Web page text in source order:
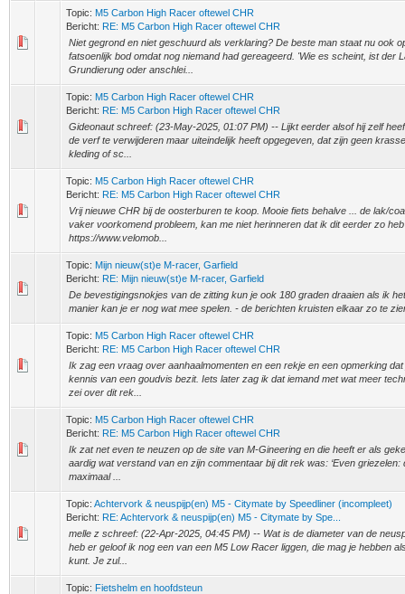
Topic: M5 Carbon High Racer oftewel CHR
Bericht: RE: M5 Carbon High Racer oftewel CHR
Niet gegrond en niet geschuurd als verklaring? De beste man staat nu ook
fatsoenlijk bod omdat nog niemand had gereageerd. 'Wie es scheint, ist der
Grundierung oder anschlei...
Topic: M5 Carbon High Racer oftewel CHR
Bericht: RE: M5 Carbon High Racer oftewel CHR
Gideonaut schreef: (23-May-2025, 01:07 PM) -- Lijkt eerder alsof hij zelf
de verf te verwijderen maar uiteindelijk heeft opgegeven, dat zijn geen
kleding of sc...
Topic: M5 Carbon High Racer oftewel CHR
Bericht: RE: M5 Carbon High Racer oftewel CHR
Vrij nieuwe CHR bij de oosterburen te koop. Mooie fiets behalve ... de lak/
vaker voorkomend probleem, kan me niet herinneren dat ik dit eerder zo
https://www.velomob...
Topic: Mijn nieuw(st)e M-racer, Garfield
Bericht: RE: Mijn nieuw(st)e M-racer, Garfield
De bevestigingsnokjes van de zitting kun je ook 180 graden draaien als ik
manier kan je er nog wat mee spelen. - de berichten kruisten elkaar zo te
Topic: M5 Carbon High Racer oftewel CHR
Bericht: RE: M5 Carbon High Racer oftewel CHR
Ik zag een vraag over aanhaalmomenten en een rekje en een opmerking
kennis van een goudvis bezit. Iets later zag ik dat iemand met wat meer
zei over dit rek...
Topic: M5 Carbon High Racer oftewel CHR
Bericht: RE: M5 Carbon High Racer oftewel CHR
Ik zat net even te neuzen op de site van M-Gineering en die heeft er als
aardig wat verstand van en zijn commentaar bij dit rek was: ‘Even griezelen:
maximaal ...
Topic: Achtervork & neuspijp(en) M5 - Citymate by Speedliner (incompleet)
Bericht: RE: Achtervork & neuspijp(en) M5 - Citymate by Spe...
melle z schreef: (22-Apr-2025, 04:45 PM) -- Wat is de diameter van de
heb er geloof ik nog een van een M5 Low Racer liggen, die mag je hebben
kunt. Je zul...
Topic: Fietshelm en hoofdsteun